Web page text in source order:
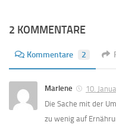
2 KOMMENTARE
Kommentare 2
Marlene
10.
Die Sache mit der
zu wenig auf